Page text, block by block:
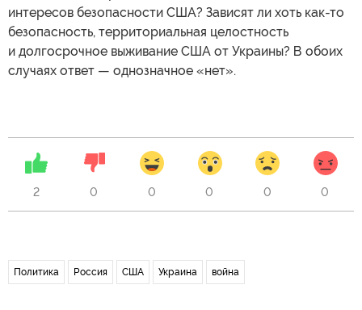
интересов безопасности США? Зависят ли хоть как-то
безопасность, территориальная целостность
и долгосрочное выживание США от Украины? В обоих
случаях ответ — однозначное «нет».
2 0 0 0 0 0
Политика Россия США Украина война